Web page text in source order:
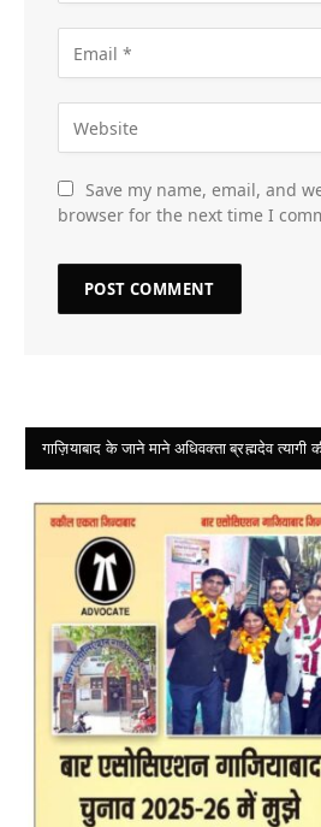
Save my name, email, and
browser for the next time I
गाज़ियाबाद के जाने माने अधिवक्ता ब्रह्मदेव त्यागी